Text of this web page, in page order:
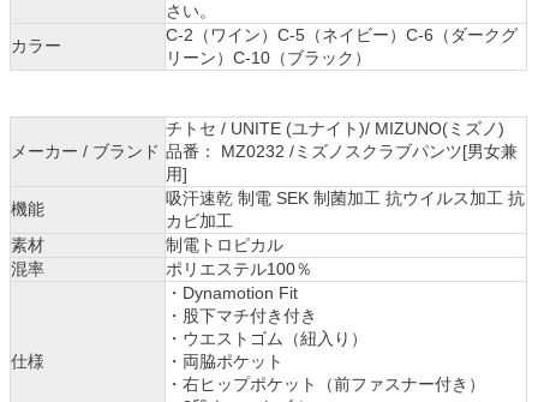
さい。
カラー
C-2（ワイン）C-5（ネイビー）C-6（ダークグ
リーン）C-10（ブラック）
メーカー / ブランド
チトセ / UNITE (ユナイト)/ MIZUNO(ミズノ)
品番： MZ0232 /ミズノスクラブパンツ[男女兼
用]
機能
吸汗速乾 制電 SEK 制菌加工 抗ウイルス加工 抗
カビ加工
素材
制電トロピカル
混率
ポリエステル100％
仕様
・Dynamotion Fit
・股下マチ付き付き
・ウエストゴム（紐入り）
・両脇ポケット
・右ヒップポケット（前ファスナー付き）